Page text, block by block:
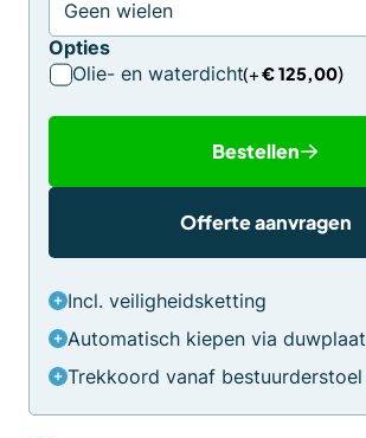
Opties
Olie- en waterdicht
€125,00
Incl. veiligheidsketting
Automatisch kiepen via duwplaat
Trekkoord vanaf bestuurderstoel
Bestellen
Offerte aanvragen